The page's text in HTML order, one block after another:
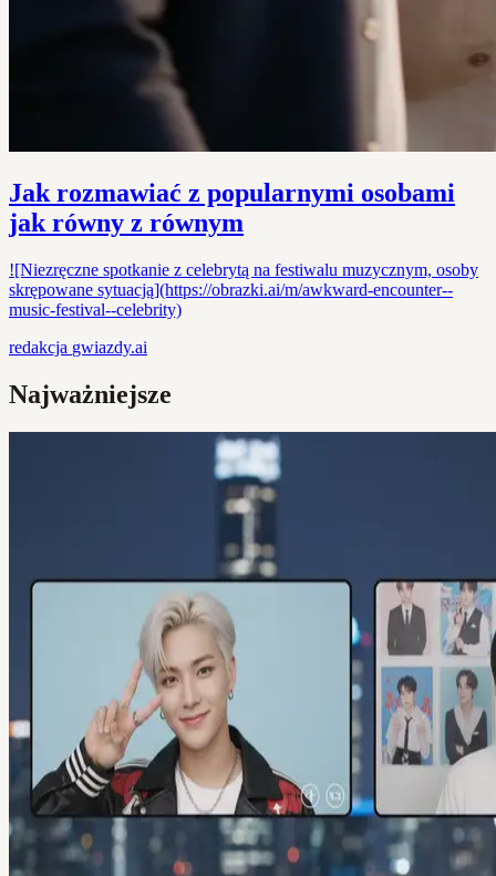
Jak rozmawiać z popularnymi osobami
jak równy z równym
![Niezręczne spotkanie z celebrytą na festiwalu muzycznym, osoby
skrępowane sytuacją](https://obrazki.ai/m/awkward-encounter--
music-festival--celebrity)
redakcja gwiazdy.ai
Najważniejsze